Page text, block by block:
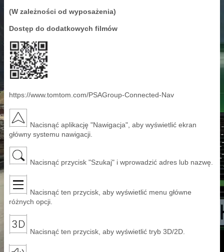
(W zależności od wyposażenia)
Dostęp do dodatkowych filmów
https://www.tomtom.com/PSAGroup-Connected-Nav
Nacisnąć aplikację "Nawigacja", aby wyświetlić ekran
główny systemu nawigacji.
Nacisnąć przycisk "Szukaj" i wprowadzić adres lub nazwę.
Nacisnąć ten przycisk, aby wyświetlić menu główne
różnych opcji.
Nacisnąć ten przycisk, aby wyświetlić tryb 3D/2D.